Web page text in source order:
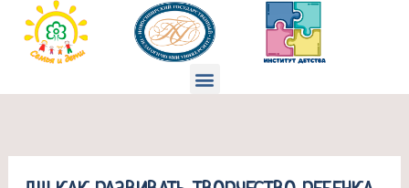
Перейти
содержимому
Меню